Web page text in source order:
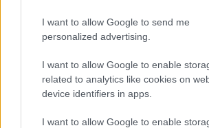
I want to allow Google to send me
personalized advertising.
I want to allow Google to enable
related to analytics like cookies on
device identifiers in apps.
I want to allow Google to enable
«Μίλησα με τον Ιρανό υπουργό
πόλεμο και τις αυξημένες εντάσεις
αυτοσυγκράτηση. Όλα τα μέρη
εργαστούν για να αποτρέψουν την
κλιμάκωση», έγραψε ο Βέλντκαμπ
ώρες πριν από την ισραηλινή